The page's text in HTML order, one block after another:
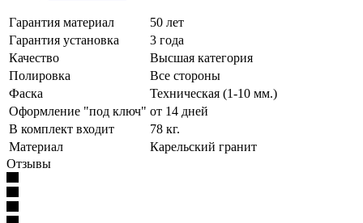
Гарантия материал
50 лет
Гарантия установка
3 года
Качество
Высшая категория
Полировка
Все стороны
Фаска
Техническая (1-10 мм.)
Оформление "под ключ" от 14 дней
В комплект входит
78 кг.
Материал
Карельский гранит
Отзывы